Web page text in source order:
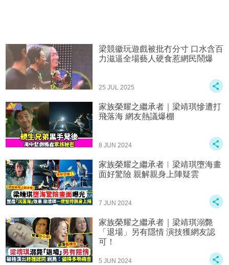
梁競徽玩遊戲被批冇分寸 口水含百
力滋逼全場藝人硬食惹網民鬧爆
25 JUL 2025
家族榮耀之繼承者｜梁靖琪慘遭打
飛落海 網友熱議爆棚
8 JUN 2024
家族榮耀之繼承者︱梁靖琪墮海畫
面好驚險 親解親身上陣疑雲
7 JUN 2024
家族榮耀之繼承者｜梁靖琪溺斃
「退場」另有隱情 演技獲網友認
可！
5 JUN 2024